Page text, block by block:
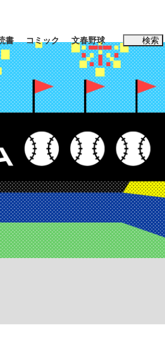
タビュー 読書
日本代表“敗戦”の真実 選手が明かす...
将棋
書 コミック 文春野球 検索
#松田聖子